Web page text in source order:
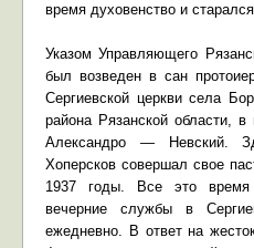
время духовенство и
Указом Управляющего
был возведен в сан
Сергиевской церкви села
района Рязанской области,
Александро — Невский.
Хоперсков совершал свое
1937 годы. Все это время
вечерние службы в
ежедневно. В ответ на